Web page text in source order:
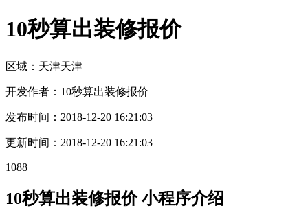
10秒算出装修报价
区域： 天津天津
开发作者： 10秒算出装修报价
发布时间： 2018-12-20 16:21:03
更新时间： 2018-12-20 16:21:03
1088
10秒算出装修报价 小程序介绍